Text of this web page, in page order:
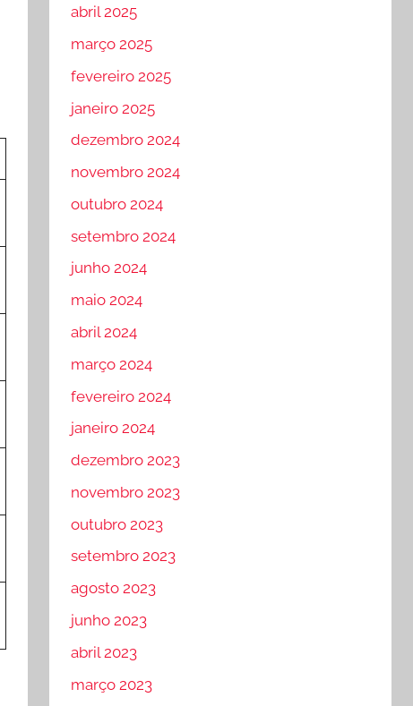
abril 2025
março 2025
fevereiro 2025
janeiro 2025
dezembro 2024
novembro 2024
outubro 2024
setembro 2024
junho 2024
maio 2024
abril 2024
março 2024
fevereiro 2024
janeiro 2024
dezembro 2023
novembro 2023
outubro 2023
setembro 2023
agosto 2023
junho 2023
abril 2023
março 2023